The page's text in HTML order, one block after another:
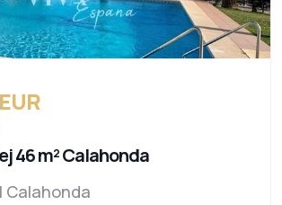
46 m² Calahonda
| Calahonda